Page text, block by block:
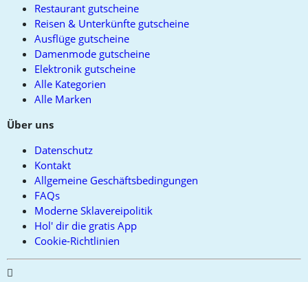
Restaurant gutscheine
Reisen & Unterkünfte gutscheine
Ausflüge gutscheine
Damenmode gutscheine
Elektronik gutscheine
Alle Kategorien
Alle Marken
Über uns
Datenschutz
Kontakt
Allgemeine Geschäftsbedingungen
FAQs
Moderne Sklavereipolitik
Hol' dir die gratis App
Cookie-Richtlinien